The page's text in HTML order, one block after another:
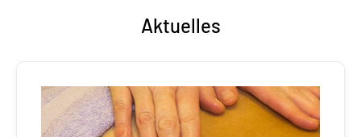
Aktuelles